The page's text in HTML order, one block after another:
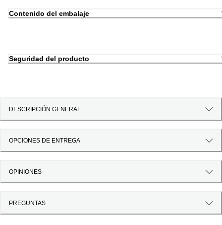
Contenido del embalaje
Seguridad del producto
DESCRIPCIÓN GENERAL
OPCIONES DE ENTREGA
OPINIONES
PREGUNTAS